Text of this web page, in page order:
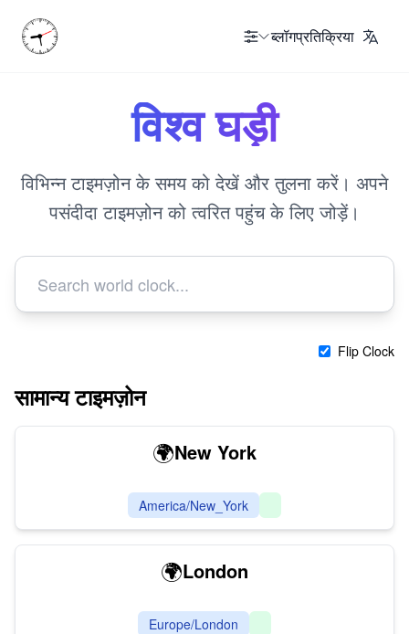
ब्लॉगप्रतिक्रिया
विश्व घड़ी
विभिन्न टाइमज़ोन के समय को देखें और तुलना करें। अपने
पसंदीदा टाइमज़ोन को त्वरित पहुंच के लिए जोड़ें।
Flip Clock
सामान्य टाइमज़ोन
🌍New York
America/New_York
🌍London
Europe/London